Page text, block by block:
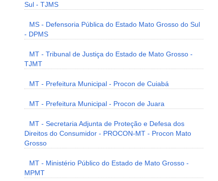
Sul - TJMS
MS - Defensoria Pública do Estado Mato Grosso do Sul
- DPMS
MT - Tribunal de Justiça do Estado de Mato Grosso -
TJMT
MT - Prefeitura Municipal - Procon de Cuiabá
MT - Prefeitura Municipal - Procon de Juara
MT - Secretaria Adjunta de Proteção e Defesa dos
Direitos do Consumidor - PROCON-MT - Procon Mato
Grosso
MT - Ministério Público do Estado de Mato Grosso -
MPMT